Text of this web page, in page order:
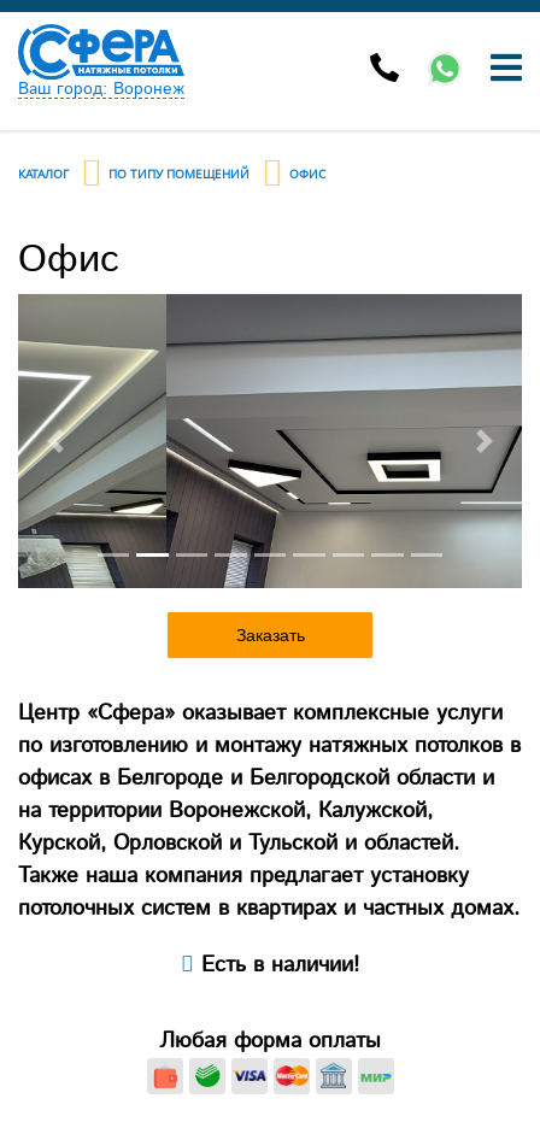
Ваш город: Воронеж
КАТАЛОГ ПО ТИПУ ПОМЕЩЕНИЙ ОФИС
Офис
Previous Next
Заказать
Центр «Сфера» оказывает комплексные услуги
по изготовлению и монтажу натяжных потолков в
офисах в Белгороде и Белгородской области и
на территории Воронежской, Калужской,
Курской, Орловской и Тульской и областей.
Также наша компания предлагает установку
потолочных систем в квартирах и частных домах.
Есть в наличии!
Любая форма оплаты